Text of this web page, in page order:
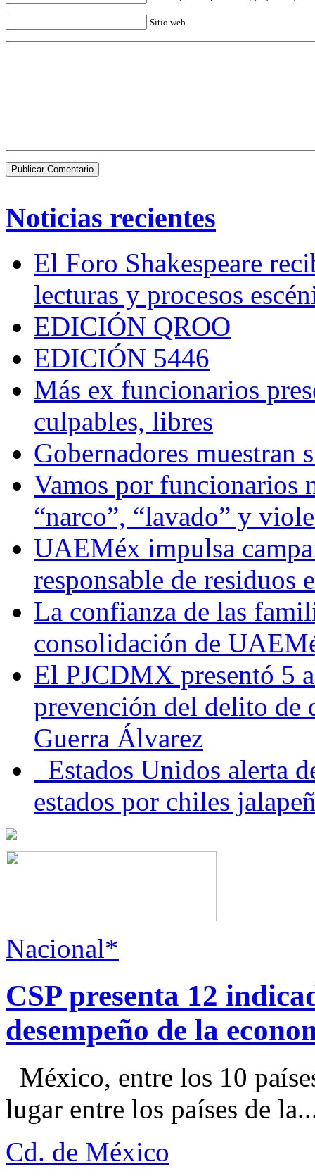
Sitio web
Noticias recientes
El Foro Shakespeare
lecturas y procesos
EDICIÓN QROO
EDICIÓN 5446
Más ex funcionarios
culpables, libres
Gobernadores muestran
Vamos por funcionarios
“narco”, “lavado” y
UAEMéx impulsa
responsable de residuos
La confianza de las
consolidación de
El PJCDMX presentó 5
prevención del delito de
Guerra Álvarez
Estados Unidos alerta
estados por chiles
Nacional*
CSP presenta 12
desempeño de la
México, entre los 10
lugar entre los países de
Cd. de México